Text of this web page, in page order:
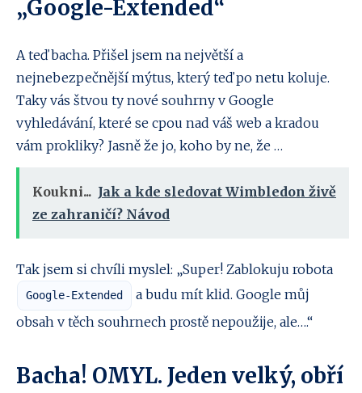
„Google-Extended“
A teď bacha. Přišel jsem na největší a
nejnebezpečnější mýtus, který teď po netu koluje.
Taky vás štvou ty nové souhrny v Google
vyhledávání, které se cpou nad váš web a kradou
vám prokliky? Jasně že jo, koho by ne, že …
Koukni... Jak a kde sledovat Wimbledon živě
ze zahraničí? Návod
Tak jsem si chvíli myslel: „Super! Zablokuju robota
Google-Extended
a budu mít klid. Google můj
obsah v těch souhrnech prostě nepoužije, ale….“
Bacha! OMYL. Jeden velký, obří